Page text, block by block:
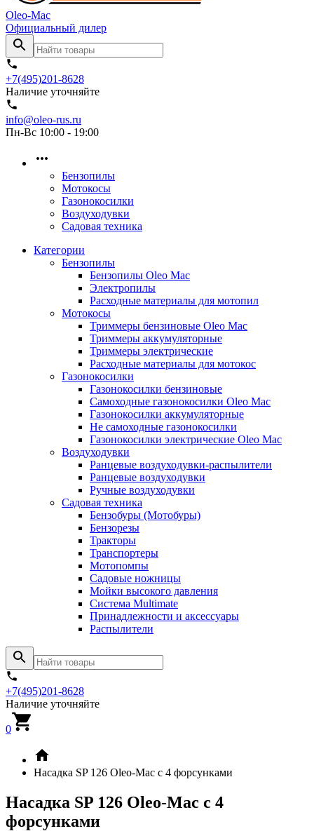
Oleo-Mac
Официальный дилер
+7(495)201-8628
Наличие уточняйте
info@oleo-rus.ru
Пн-Вс 10:00 - 19:00
Бензопилы
Мотокосы
Газонокосилки
Воздуходувки
Садовая техника
Категории
Бензопилы
Бензопилы Oleo Mac
Электропилы
Расходные материалы для мотопил
Мотокосы
Триммеры бензиновые Oleo Mac
Триммеры аккумуляторные
Триммеры электрические
Расходные материалы для мотокос
Газонокосилки
Газонокосилки бензиновые
Самоходные газонокосилки Oleo Mac
Газонокосилки аккумуляторные
Не самоходные газонокосилки
Газонокосилки электрические Oleo Mac
Воздуходувки
Ранцевые воздуходувки-распылители
Ранцевые воздуходувки
Ручные воздуходувки
Садовая техника
Бензобуры (Мотобуры)
Бензорезы
Тракторы
Транспортеры
Мотопомпы
Садовые ножницы
Мойки высокого давления
Система Multimate
Принадлежности и аксессуары
Распылители
+7(495)201-8628
Наличие уточняйте
0
Насадка SP 126 Oleo-Mac с 4 форсунками
Насадка SP 126 Oleo-Mac с 4
форсунками